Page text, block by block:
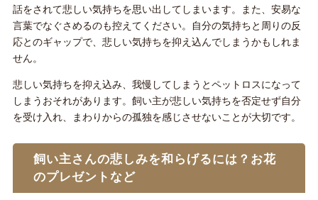
話をされて悲しい気持ちを思い出してしまいます。また、安易な
言葉でなぐさめるのも控えてください。自分の気持ちと周りの反
応とのギャップで、悲しい気持ちを抑え込んでしまうかもしれま
せん。
悲しい気持ちを抑え込み、我慢してしまうとペットロスになって
しまうおそれがあります。飼い主が悲しい気持ちを否定せず自分
を受け入れ、まわりからの孤独を感じさせないことが大切です。
飼い主さんの悲しみを和らげるには？お花
のプレゼントなど